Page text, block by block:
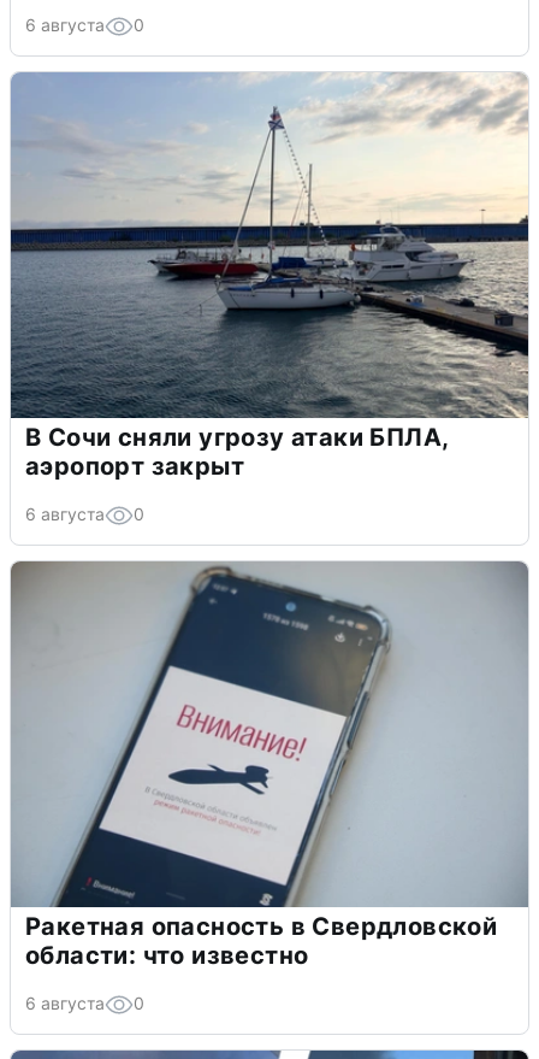
6 августа 0
В Сочи сняли угрозу атаки БПЛА,
аэропорт закрыт
6 августа 0
Ракетная опасность в Свердловской
области: что известно
6 августа 0